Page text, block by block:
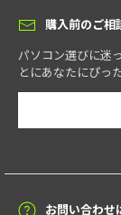
購入前のご相
パソコン選びに迷
とにあなたにぴっ
お問い合わせ